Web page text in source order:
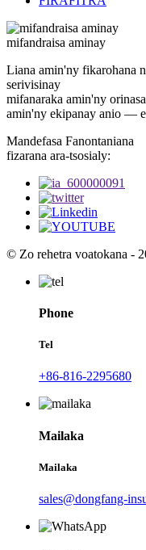
mifandraisa aminay
Liana amin'ny fikarohana
serivisinay
mifanaraka amin'ny
amin'ny ekipanay anio —
Mandefasa Fanontaniana
fizarana ara-tsosialy:
© Zo rehetra voatokana -
Phone
Tel
+86-816-2295680
Mailaka
Mailaka
sales@dongfang-